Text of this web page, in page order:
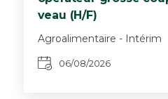
veau (H/F)
Agroalimentaire - Intérim
06/08/2026